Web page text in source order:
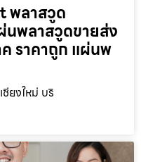
พลาสวูด
นพลาสวูดขายส่ง
ราคาถูก แผ่นพ
ยงใหม่ บริ